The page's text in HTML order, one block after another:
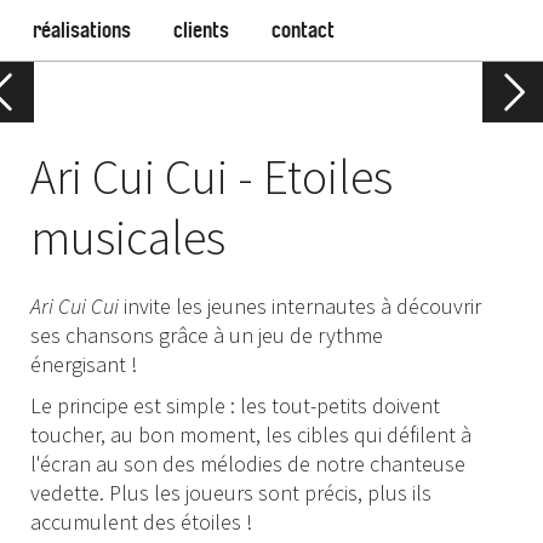
réalisations clients contact
Ari Cui Cui - Etoiles
musicales
Ari Cui Cuiinvite les jeunes internautes à découvrir
ses chansons grâce à un jeu de rythme
énergisant !
Le principe est simple : les tout-petits doivent
toucher, au bon moment, les cibles qui défilent à
l'écran au son des mélodies de notre chanteuse
vedette. Plus les joueurs sont précis, plus ils
accumulent des étoiles !